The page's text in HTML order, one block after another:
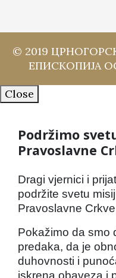
© 2019
ЕПИСКОПИЈА
Close
Podržimo
Pravoslavne
Dragi vjernici i
podržite svetu
Pravoslavne
Pokažimo da smo
predaka, da je
duhovnosti i
iskrena obaveza i